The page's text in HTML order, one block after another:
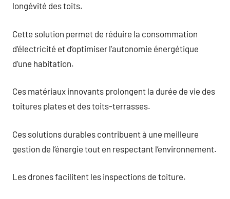
longévité des toits.
Cette solution permet de réduire la consommation
d’électricité et d’optimiser l’autonomie énergétique
d’une habitation.
Ces matériaux innovants prolongent la durée de vie des
toitures plates et des toits-terrasses.
Ces solutions durables contribuent à une meilleure
gestion de l’énergie tout en respectant l’environnement.
Les drones facilitent les inspections de toiture.